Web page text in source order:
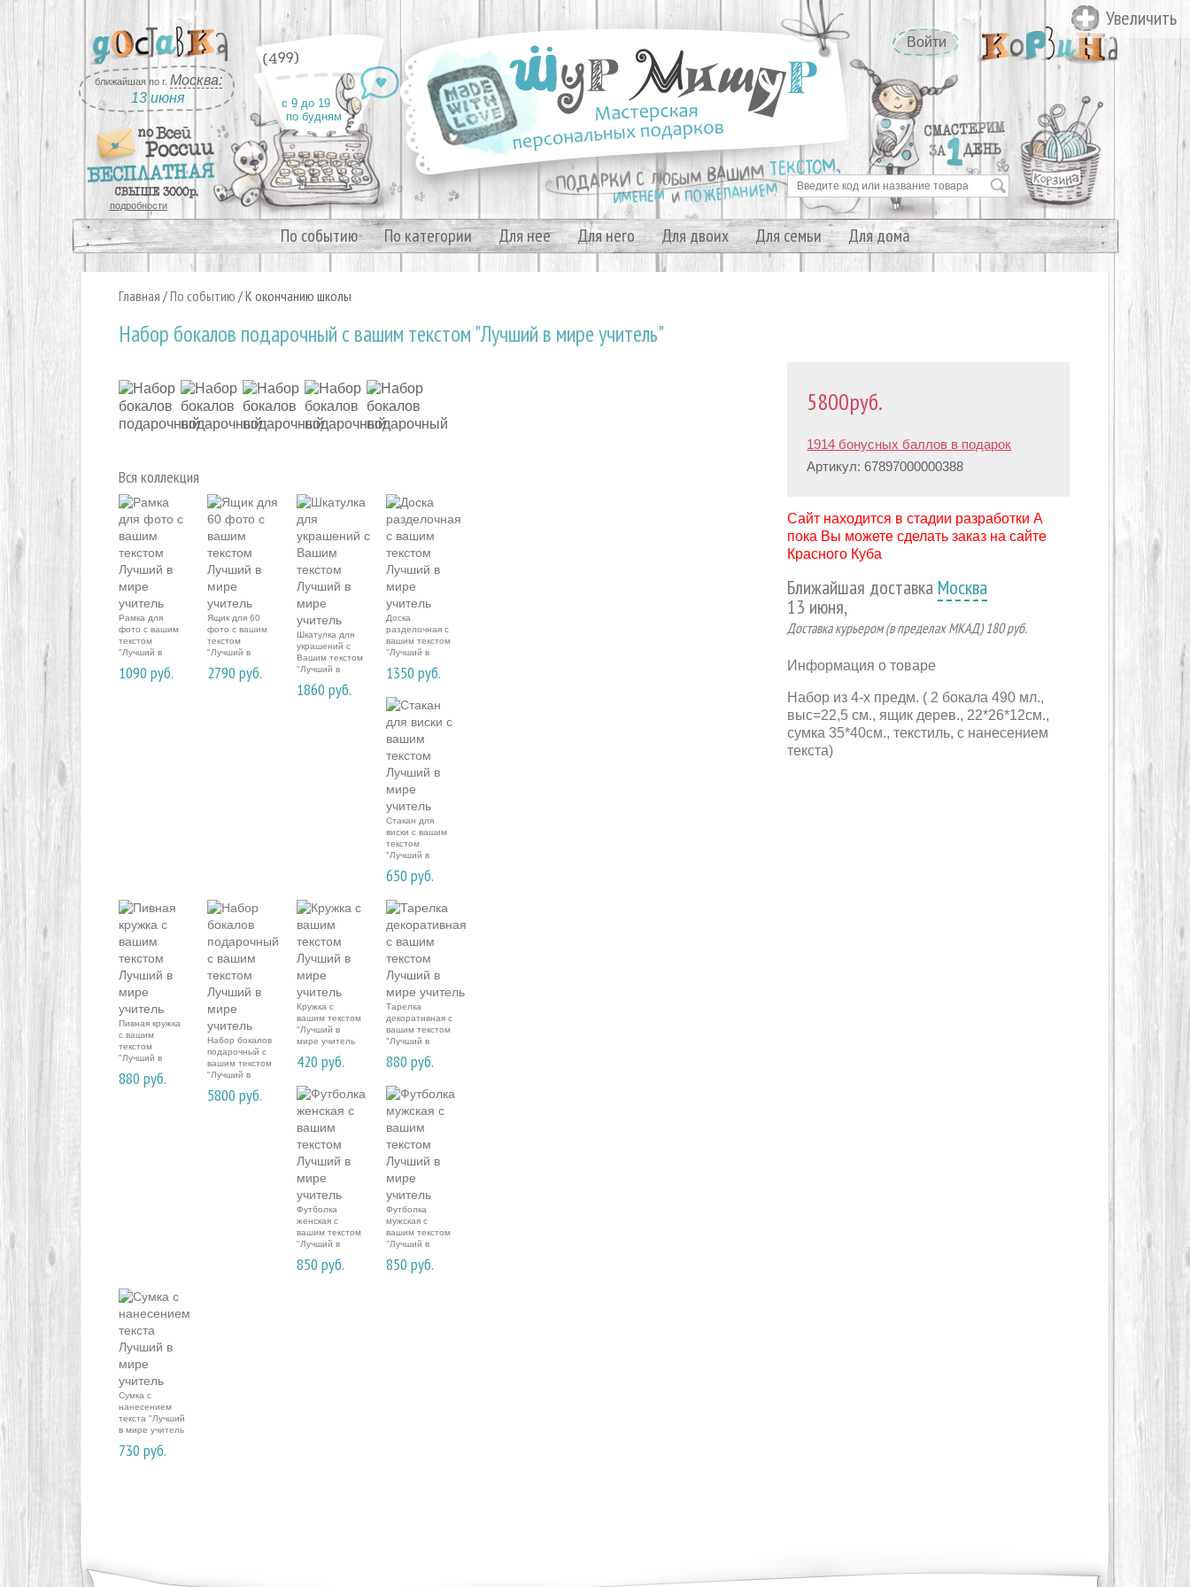
ближайшая по г. Москва:
13 июня
подробности
(499)
с 9 до 19
по будням
Войти
По событию По категории Для нее Для него Для двоих Для семьи Для дома
Главная /По событию /К окончанию школы
Набор бокалов подарочный с вашим текстом "Лучший в мире учитель"
Увеличить
Вся коллекция
Рамка для
фото с вашим
текстом
"Лучший в
1090 руб.
Ящик для 60
фото с вашим
текстом
"Лучший в
2790 руб.
Шкатулка для
украшений с
Вашим текстом
"Лучший в
1860 руб.
Доска
разделочная с
вашим текстом
"Лучший в
1350 руб.
Стакан для
виски с вашим
текстом
"Лучший в
650 руб.
Пивная кружка
с вашим
текстом
"Лучший в
880 руб.
Набор бокалов
подарочный с
вашим текстом
"Лучший в
5800 руб.
Кружка с
вашим текстом
"Лучший в
мире учитель
420 руб.
Тарелка
декоративная с
вашим текстом
"Лучший в
880 руб.
Футболка
женская с
вашим текстом
"Лучший в
850 руб.
Футболка
мужская с
вашим текстом
"Лучший в
850 руб.
Сумка с
нанесением
текста "Лучший
в мире учитель
730 руб.
5800руб.
1914 бонусных баллов в подарок
Артикул:67897000000388
Сайт находится в стадии разработки А
пока Вы можете сделать заказ на сайте
Красного Куба
Ближайшая доставка Москва
13 июня,
Доставка курьером (в пределах МКАД) 180 руб.
Информация о товаре
Набор из 4-х предм. ( 2 бокала 490 мл.,
выс=22,5 см., ящик дерев., 22*26*12см.,
сумка 35*40см., текстиль, с нанесением
текста)